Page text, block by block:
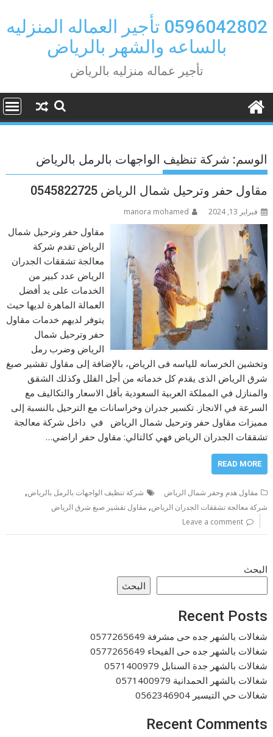
to
content
0596042802 تأجير العماله المنزليه
بالساعه والشهر بالرياض
تأجير عماله منزليه بالرياض
الوسم: شركة تنظيف الواجهات بالرمل بالرياض
مقاول حفر وترحيل شمال الرياض 0545822725
فبراير 13, 2024 manora mohamed
مقاول حفر وترحيل شمال
الرياض تقدم شركة
معالجة تشققات الجدران
الرياض عدد كبير من
الخدمات على يد أفضل
العمالة الماهرة لديها حيث
يتوفر لديهم خدمات مقاول
حفر وترحيل شمال
الرياض وضرب رمل
وتخشين الخرسانه للياسه فى الرياض، بالإضافة إلى مقاول تقشير صبغ
شرق الرياض الذى يقدم كل خدماته من أجل الفلل وكذلك الشقق
والمنازل في المملكة العربية السعودية بأقل الاسعار والتكاليف مع
السرعة في الانجاز. تكسير جدران وخراسانات مع الترحيل بالنسبة إلى
مميزات مقاول حفر وترحيل شمال الرياض في داخل شركة معالجة
تشققات الجدران الرياض فهي كالتالي: مقاول حفر اراضي…
READ MORE
مقاول هدم وحفر شمال الرياض شركة تنظيف الواجهات بالرمل بالرياض,
شركة معالجة تشققات الجدران الرياض,مقاول تقشير صبغ شرق الرياض
Leave a comment
البحث
البحث
Recent Posts
شغالات بالشهر جده حى مشرفة 0577265649
شغالات بالشهر جده حى الفيحاء 0577265649
شغالات بالشهر جدة السنابل 0571400979
شغالات بالشهر الحمدانية 0571400979
شغالات حي التيسير 0562346904
Recent Comments